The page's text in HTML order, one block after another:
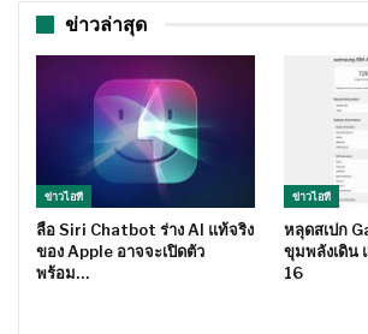
ข่าวล่าสุด
ข่าวไอที
ลือ Siri Chatbot ร่าง AI แท้จริง
ของ Apple อาจจะเปิดตัว
พร้อม…
ข่าวไอที
หลุดสเปก
ขุมพลังเดิน
16